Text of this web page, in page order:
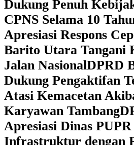
Dukung Penuh
CPNS Selama 10
Apresiasi Respons
Barito Utara Tangani
Jalan NasionalDPRD
Dukung Pengaktifan
Atasi Kemacetan
Karyawan Tambang
Apresiasi Dinas
Infrastruktur dengan